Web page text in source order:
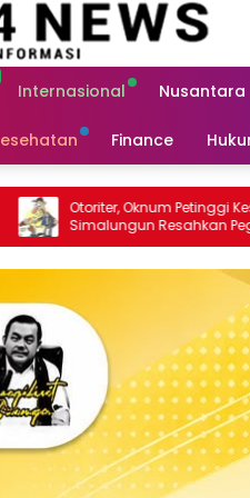
Internasional Nusantara
Finance
di Pintu
Nanggar